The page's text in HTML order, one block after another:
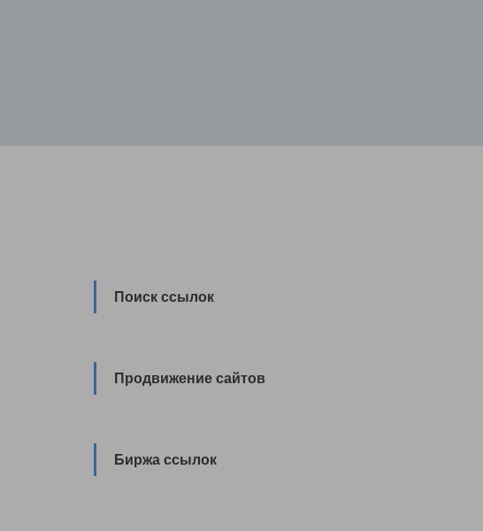
Поиск ссылок
Продвижение сайтов
Биржа ссылок